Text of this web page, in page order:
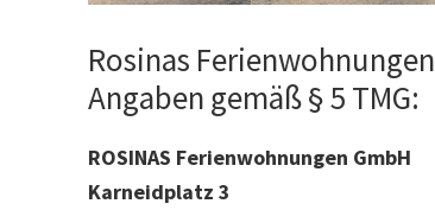
Rosinas Ferienwohnungen
Angaben gemäß § 5 TMG:
ROSINAS Ferienwohnungen GmbH
Karneidplatz 3